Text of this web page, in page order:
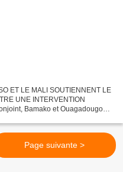
ET LE MALI SOUTIENNENT LE
UNE INTERVENTION
Bamako et Ouagadougou
Page suivante >